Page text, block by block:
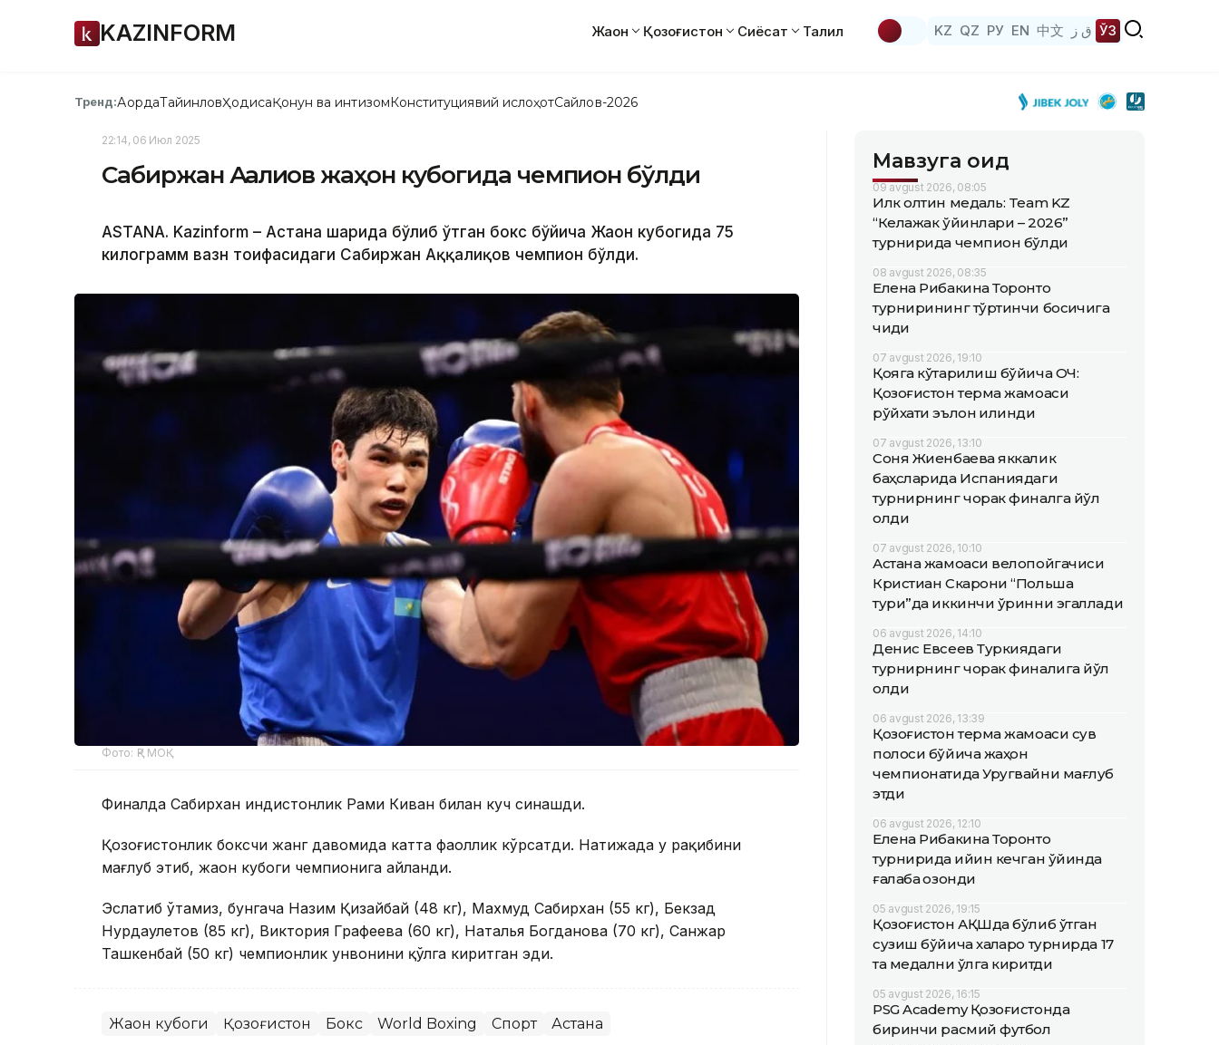
KAZINFORM Жаҳон Қозоғистон Сиёсат Таҳлил KZ QZ РУ EN 中文 ق ز ЎЗ
Тренд:АқордаТайинловҲодисаҚонун ва интизомКонституциявий ислоҳотСайлов-2026
22:14, 06 Июл 2025
Сабиржан Аққалиқов жаҳон кубогида чемпион бўлди
ASTANA. Kazinform – Астана шаҳрида бўлиб ўтган бокс бўйича Жаҳон кубогида 75
килограмм вазн тоифасидаги Сабиржан Аққалиқов чемпион бўлди.
Фото: ҚР МОҚ
Финалда Сабирхан ҳиндистонлик Рами Киван билан куч синашди.
Қозоғистонлик боксчи жанг давомида катта фаоллик кўрсатди. Натижада у рақибини
мағлуб этиб, жаҳон кубоги чемпионига айланди.
Эслатиб ўтамиз, бунгача Назим Қизайбай (48 кг), Махмуд Сабирхан (55 кг), Бекзад
Нурдаулетов (85 кг), Виктория Графеева (60 кг), Наталья Богданова (70 кг), Санжар
Ташкенбай (50 кг) чемпионлик унвонини қўлга киритган эди.
Жаҳон кубоги Қозоғистон Бокс World Boxing Спорт Астана
Мавзуга оид
09 avgust 2026, 08:05
Илк олтин медаль: Team KZ
“Келажак ўйинлари – 2026”
турнирида чемпион бўлди
08 avgust 2026, 08:35
Елена Рибакина Торонто
турнирининг тўртинчи босқичига
чиқди
07 avgust 2026, 19:10
Қояга кўтарилиш бўйича ОЧ:
Қозоғистон терма жамоаси
рўйхати эълон қилинди
07 avgust 2026, 13:10
Соня Жиенбаева яккалик
баҳсларида Испаниядаги
турнирнинг чорак финалга йўл
олди
07 avgust 2026, 10:10
Астана жамоаси велопойгачиси
Кристиан Скарони “Польша
тури”да иккинчи ўринни эгаллади
06 avgust 2026, 14:10
Денис Евсеев Туркиядаги
турнирнинг чорак финалига йўл
олди
06 avgust 2026, 13:39
Қозоғистон терма жамоаси сув
полоси бўйича жаҳон
чемпионатида Уругвайни мағлуб
этди
06 avgust 2026, 12:10
Елена Рибакина Торонто
турнирида қийин кечган ўйинда
ғалаба қозонди
05 avgust 2026, 19:15
Қозоғистон АҚШда бўлиб ўтган
сузиш бўйича халқаро турнирда 17
та медални қўлга киритди
05 avgust 2026, 16:15
PSG Academy Қозоғистонда
биринчи расмий футбол